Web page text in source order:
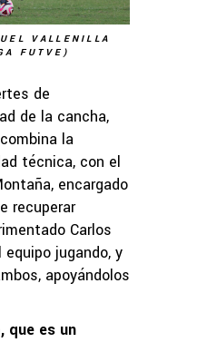
VALLENILLA
FUTVE)
de
de la cancha,
la
técnica, con el
encargado
recuperar
Carlos
equipo jugando, y
apoyándolos
que es un